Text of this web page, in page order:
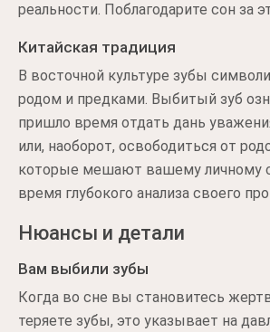
реальности. Поблагодарите сон за
Китайская традиция
В восточной культуре зубы
родом и предками. Выбитый зуб
пришло время отдать дань
или, наоборот, освободиться от
которые мешают вашему личному
время глубокого анализа своего
Нюансы и детали
Вам выбили зубы
Когда во сне вы становитесь
теряете зубы, это указывает на